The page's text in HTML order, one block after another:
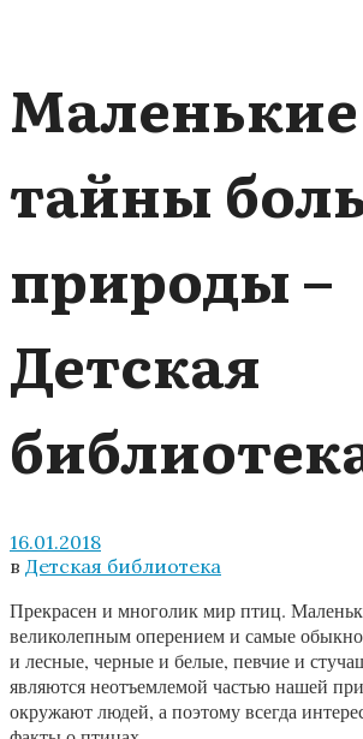
Маленькие
тайны
природы –
Детская
16.01.2018
в Детская библиотека
Прекрасен и многолик мир птиц.
великолепным оперением и самые
и лесные, черные и белые, певчие и
являются неотъемлемой частью нашей
окружают людей, а поэтому всегда